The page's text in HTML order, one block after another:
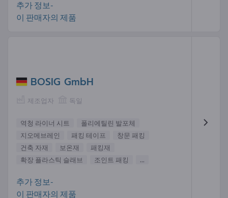
추가 정보-
이 판매자의 제품
BOSIG GmbH
제조업자 독일
역청 라이너 시트
폴리에틸린 발포체
지오메브레인
패킹 테이프
창문 패킹
건축 자재
보온재
패킹재
확장 플라스틱 슬래브
조인트 패킹 ...
추가 정보-
이 판매자의 제품